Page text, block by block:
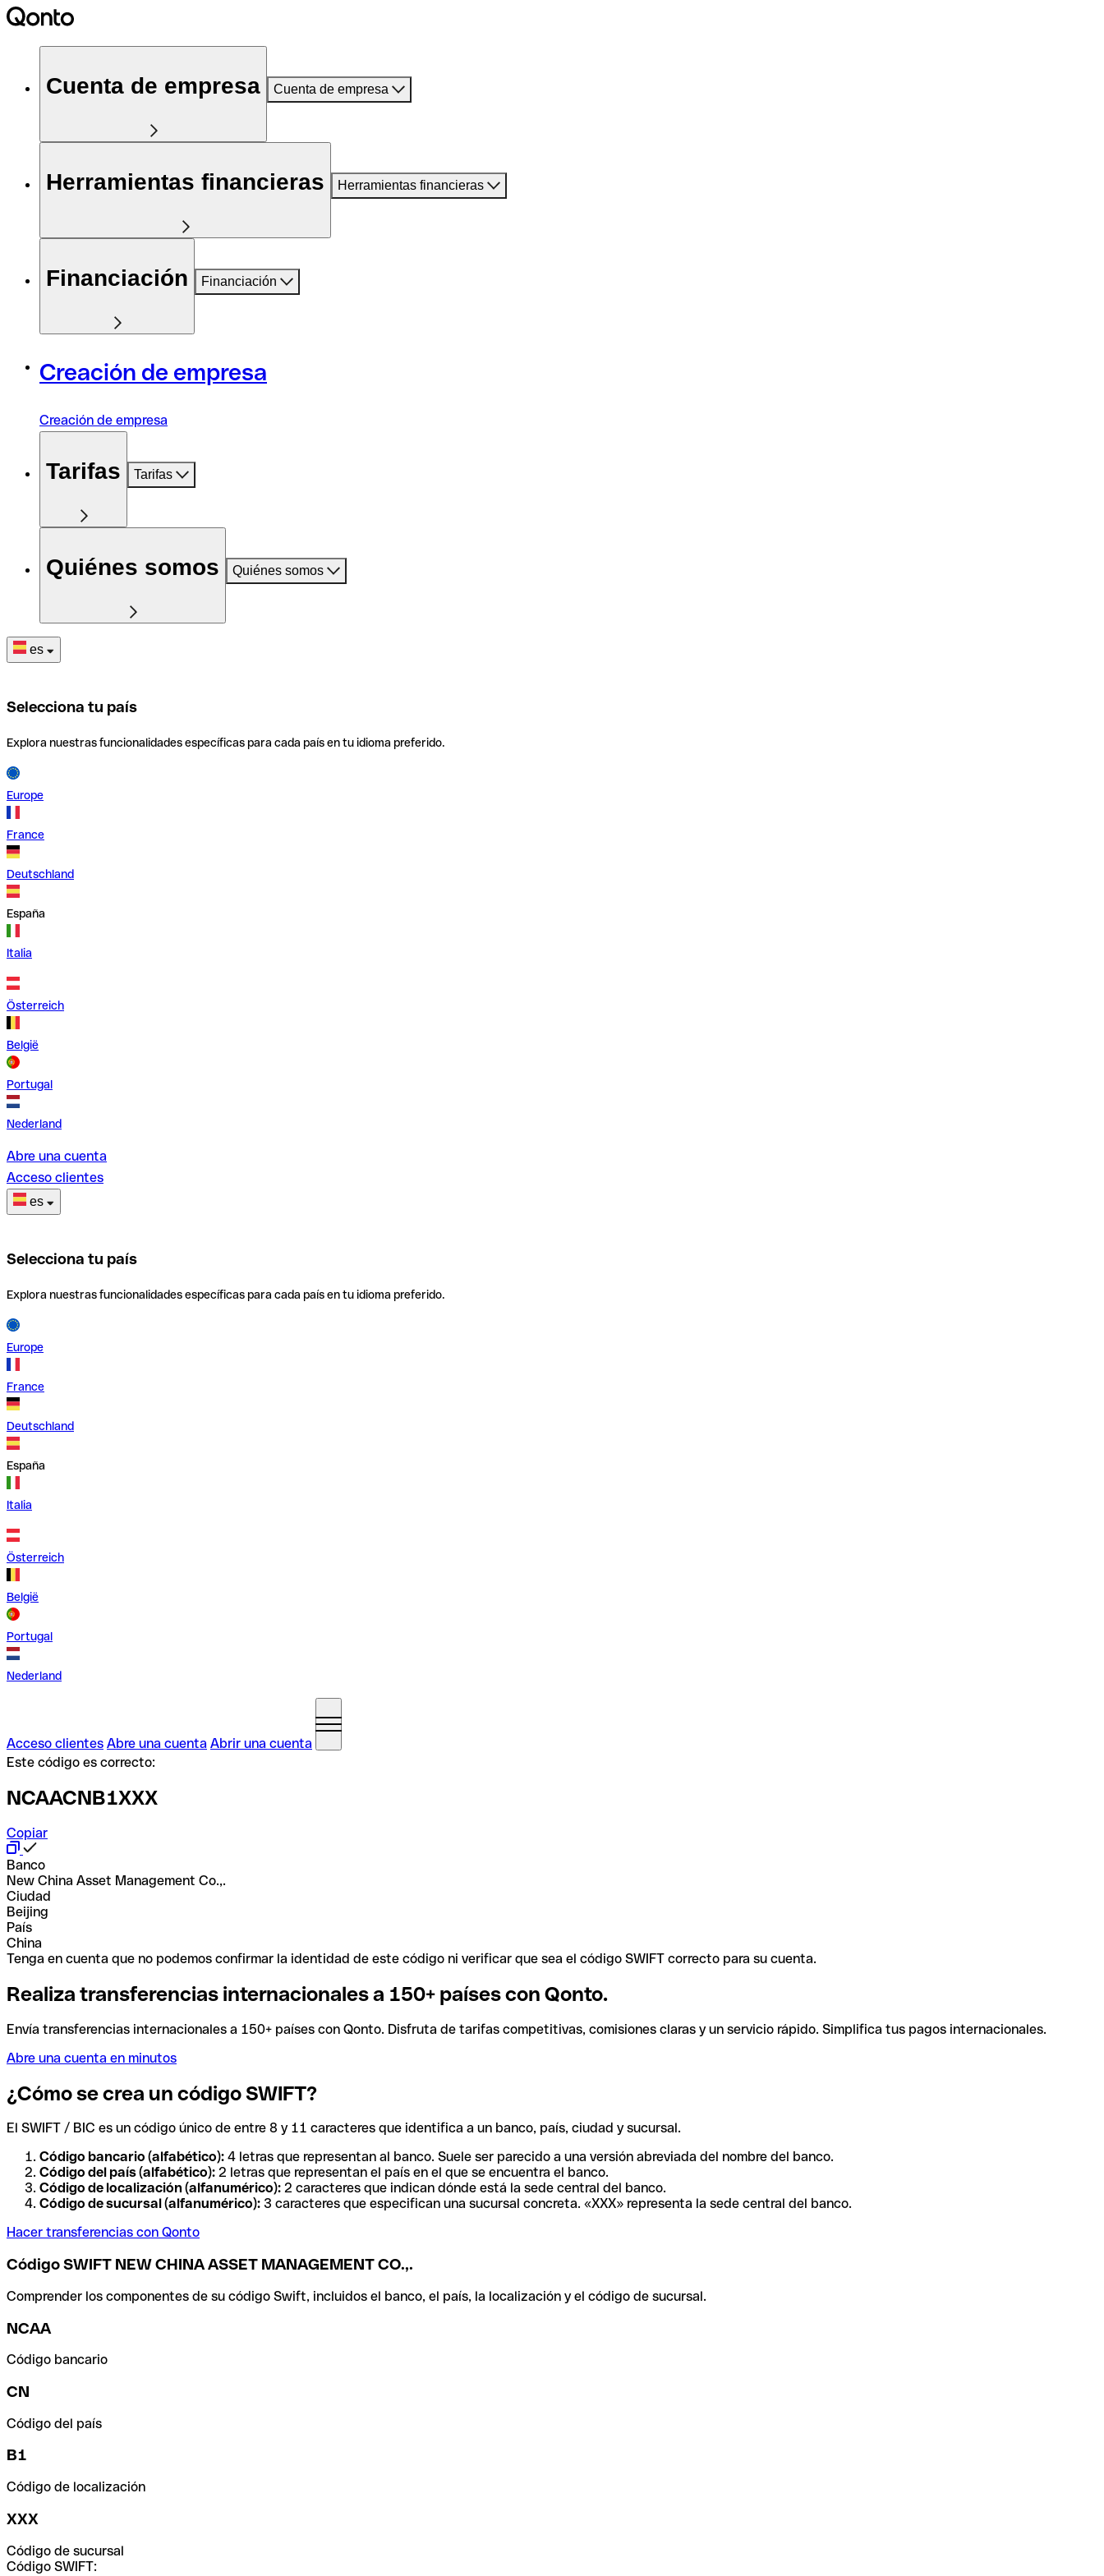
Cuenta de empresa Cuenta de empresa
Herramientas financieras Herramientas financieras
Financiación Financiación
Creación de empresa
Creación de empresa
Tarifas Tarifas
Quiénes somos Quiénes somos
es
Selecciona tu país
Explora nuestras funcionalidades específicas para cada país en tu idioma preferido.
Europe
France
Deutschland
España
Italia
Österreich
België
Portugal
Nederland
Abre una cuenta
Acceso clientes
es
Selecciona tu país
Explora nuestras funcionalidades específicas para cada país en tu idioma preferido.
Europe
France
Deutschland
España
Italia
Österreich
België
Portugal
Nederland
Acceso clientes Abre una cuenta Abrir una cuenta
Este código es correcto:
NCAACNB1XXX
Copiar
Banco
New China Asset Management Co.,.
Ciudad
Beijing
País
China
Tenga en cuenta que no podemos confirmar la identidad de este código ni verificar que sea el código SWIFT correcto para su cuenta.
Realiza transferencias internacionales a 150+ países con Qonto.
Envía transferencias internacionales a 150+ países con Qonto. Disfruta de tarifas competitivas, comisiones claras y un servicio rápido. Simplifica tus pagos internacionales.
Abre una cuenta en minutos
¿Cómo se crea un código SWIFT?
El SWIFT / BIC es un código único de entre 8 y 11 caracteres que identifica a un banco, país, ciudad y sucursal.
Código bancario (alfabético): 4 letras que representan al banco. Suele ser parecido a una versión abreviada del nombre del banco.
Código del país (alfabético): 2 letras que representan el país en el que se encuentra el banco.
Código de localización (alfanumérico): 2 caracteres que indican dónde está la sede central del banco.
Código de sucursal (alfanumérico): 3 caracteres que especifican una sucursal concreta. «XXX» representa la sede central del banco.
Hacer transferencias con Qonto
Código SWIFT NEW CHINA ASSET MANAGEMENT CO.,.
Comprender los componentes de su código Swift, incluidos el banco, el país, la localización y el código de sucursal.
NCAA
Código bancario
CN
Código del país
B1
Código de localización
XXX
Código de sucursal
Código SWIFT: